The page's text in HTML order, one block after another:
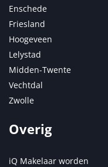
Enschede
Friesland
Hoogeveen
Lelystad
Midden-Twente
Vechtdal
Zwolle
Overig
iQ Makelaar worden